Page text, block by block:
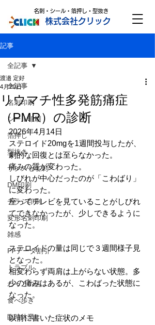
株式会社クリック
名刺・シール・箔押し・型抜き
記事
全記事
名刺印刷
シール印刷
箔押し
型抜き
サシスセ名刺
DM印刷
チラシ印刷
変形名刺印刷
雑感
PFデータ割引
トラブル
わっこの店
食べ歩き
臨時休業
全記事
リウマチ性多発筋痛症
（PMR）の診断
渡邉 定好
4月20日
2026年4月14日
ステロイド20mgを1週間投与したが、
劇的な回復とは至らなかった。
痛みの質が変わった。
しびれが中心だったのが「こわばり」
に変わった。
座ってテレビを見ていることがしびれ
てできなかったが、少しできるように
なった。
ステロイドの量は同じで３週間様子見
となった。
相変わらず両肩は上がらない状態。多
少の痛みはあるが、こわばった状態に
なった。
以前に書いた症状のメモ